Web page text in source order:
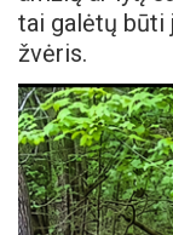
tai galėtų būti
žvėris.